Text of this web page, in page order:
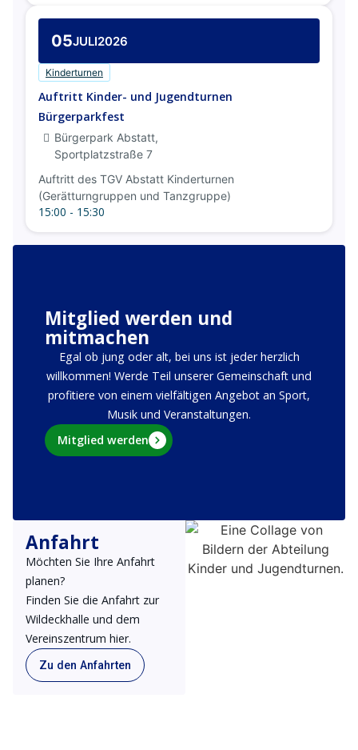
05JULI2026
Kinderturnen
Auftritt Kinder- und Jugendturnen
Bürgerparkfest
15:00 - 15:30
Bürgerpark Abstatt,
Sportplatzstraße 7
Auftritt des TGV Abstatt Kinderturnen
(Gerätturngruppen und Tanzgruppe)
Mitglied werden und
mitmachen
Egal ob jung oder alt, bei uns ist jeder herzlich
willkommen! Werde Teil unserer Gemeinschaft und
profitiere von einem vielfältigen Angebot an Sport,
Musik und Veranstaltungen.
Mitglied werden
Anfahrt
Möchten Sie Ihre Anfahrt
planen?
Finden Sie die Anfahrt zur
Wildeckhalle und dem
Vereinszentrum hier.
Zu den Anfahrten